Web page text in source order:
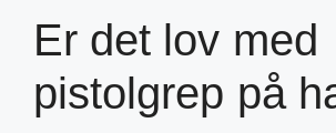
Er det lov med
pistolgrep på